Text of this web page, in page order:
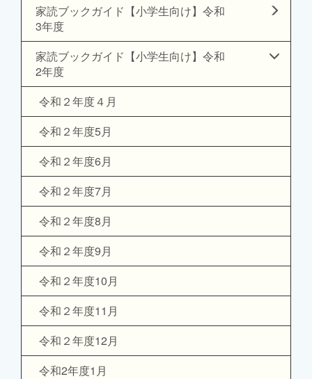
家読ブックガイド【小学生向け】令和
3年度
家読ブックガイド【小学生向け】令和
2年度
令和２年度４月
令和２年度5月
令和２年度6月
令和２年度7月
令和２年度8月
令和２年度9月
令和２年度10月
令和２年度11月
令和２年度12月
令和2年度1月